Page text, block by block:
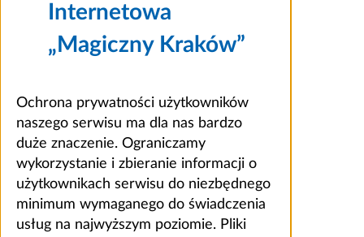
Internetowa
„Magiczny Kraków”
Ochrona prywatności użytkowników
naszego serwisu ma dla nas bardzo
duże znaczenie. Ograniczamy
wykorzystanie i zbieranie informacji o
użytkownikach serwisu do niezbędnego
minimum wymaganego do świadczenia
usług na najwyższym poziomie. Pliki